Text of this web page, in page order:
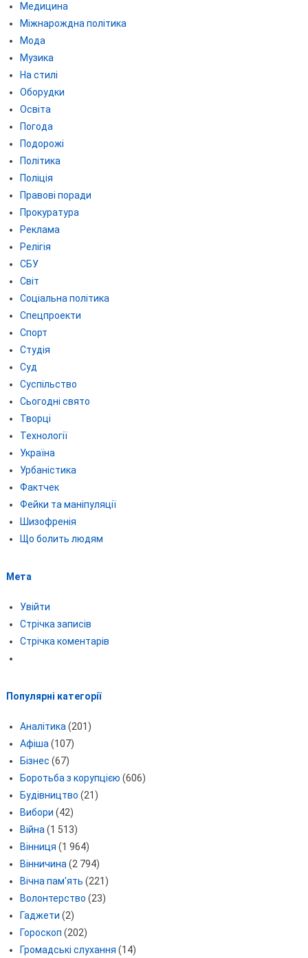
Медицина
Міжнарождна політика
Мода
Музика
На стилі
Оборудки
Освіта
Погода
Подорожі
Політика
Поліція
Правові поради
Прокуратура
Реклама
Релігія
СБУ
Світ
Соціальна політика
Спецпроекти
Спорт
Студія
Суд
Суспільство
Сьогодні свято
Творці
Технології
Україна
Урбаністика
Фактчек
Фейки та маніпуляції
Шизофренія
Що болить людям
Мета
Увійти
Стрічка записів
Стрічка коментарів
Популярні категорії
Аналітика (201)
Афіша (107)
Бізнес (67)
Боротьба з корупцією (606)
Будівництво (21)
Вибори (42)
Війна (1 513)
Вінниця (1 964)
Вінничина (2 794)
Вічна пам'ять (221)
Волонтерство (23)
Гаджети (2)
Гороскоп (202)
Громадські слухання (14)